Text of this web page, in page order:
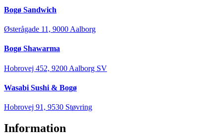
Bogø Sandwich
Østerågade 11, 9000 Aalborg
Bogø Shawarma
Hobrovej 452, 9200 Aalborg SV
Wasabi Sushi & Bogø
Hobrovej 91, 9530 Støvring
Information